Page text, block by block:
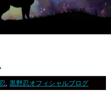
,黒野忍オフィシャルブログ